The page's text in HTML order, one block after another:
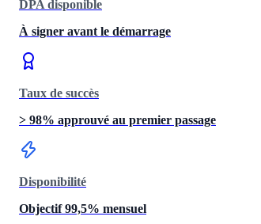
DPA disponible
À signer avant le démarrage
Taux de succès
> 98% approuvé au premier passage
Disponibilité
Objectif 99,5% mensuel